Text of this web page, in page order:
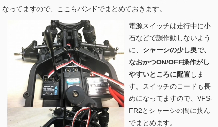
なってますので、ここもバンドでまとめておきます。
電源スイッチは走行中に小
石などで誤作動しないよう
に、 シャーシの少し奥で、
なおかつON/OFF操作がし
やすいところに配置しま
す。スイッチのコードも長
めになってますので、VFS-
FR2とシャーシの間に挟ん
でまとめます。